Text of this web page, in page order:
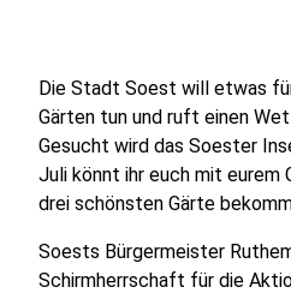
Die Stadt Soest will etwas
Gärten tun und ruft einen
Gesucht wird das Soester
Juli könnt ihr euch mit eurem
drei schönsten Gärte
Soests Bürgermeister
Schirmherrschaft für die